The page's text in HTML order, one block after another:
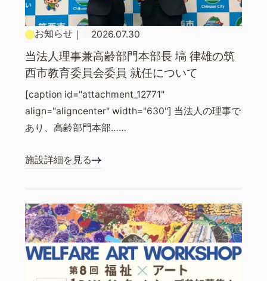
お知らせ｜ 2026.07.30
当法人理事兼高齢部門本部長 塙 律雄の筑
西市教育委員会委員 就任について
[caption id="attachment_12771"
align="aligncenter" width="630"] 当法人の理事で
あり、高齢部門本部……
施設詳細を見る